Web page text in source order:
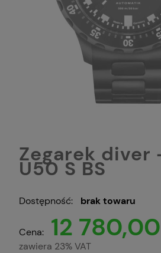
Zegarek diver
U50 S BS
Dostępność: brak towaru
Cena: 12 780,00
zawiera 23% VAT